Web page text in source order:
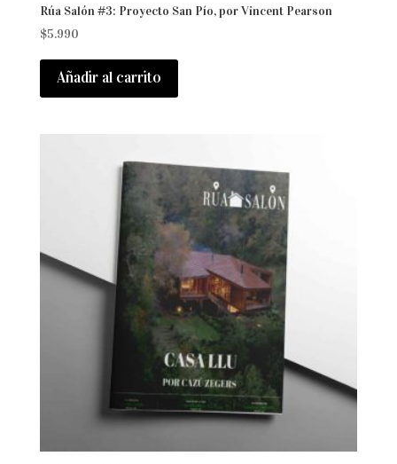
Rúa Salón #3: Proyecto San Pío, por Vincent Pearson
$5.990
Añadir al carrito